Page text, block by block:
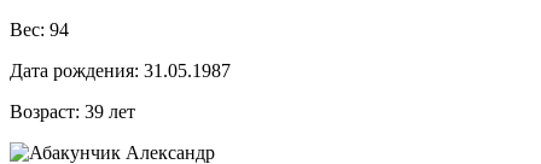
Вес: 94
Дата рождения: 31.05.1987
Возраст: 39 лет